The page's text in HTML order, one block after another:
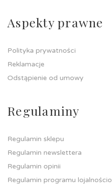
Aspekty prawne
Polityka prywatności
Reklamacje
Odstąpienie od umowy
Regulaminy
Regulamin sklepu
Regulamin newslettera
Regulamin opinii
Regulamin programu